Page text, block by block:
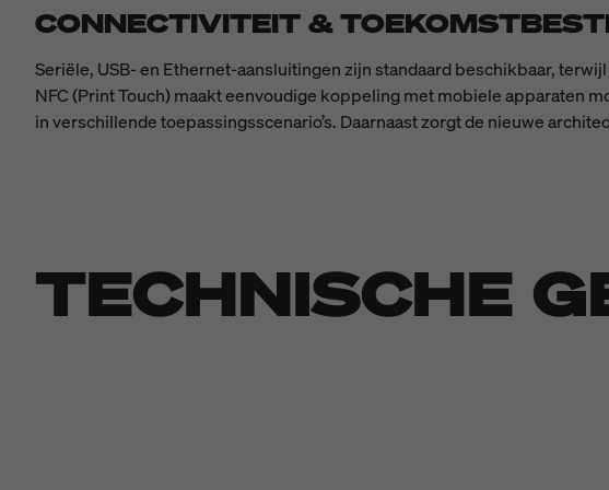
CONNECTIVITEIT &
Seriële, USB- en Ethernet-aansluitingen zijn standaard beschikbaar,
NFC (Print Touch) maakt eenvoudige koppeling met mobiele apparaten
in verschillende toepassingsscenario’s. Daarnaast zorgt de nieuwe
TECHNISCHE